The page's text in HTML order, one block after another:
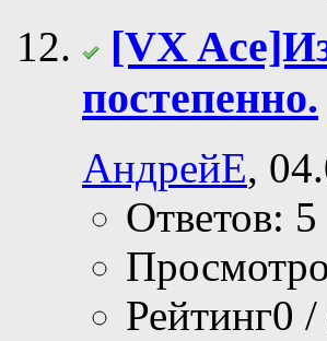
[VX
постепенно.
АндрейЕ,
Ответов: 5
Рейтинг0 /